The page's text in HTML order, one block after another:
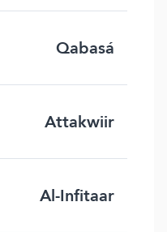
Qabasá
Attakwiir
Al-Infitaar